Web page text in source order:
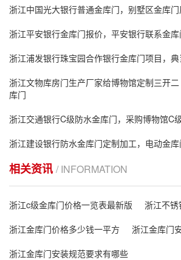
浙江中国光大银行普通金库门，别墅区金库
浙江平安银行金库门报价，平安银行联系金
浙江浦发银行珠宝园合作银行金库门项目，
浙江文物库房门生产厂家给博物馆定制三开
库门
浙江交通银行C级防水金库门，采购博物馆C
浙江建设银行防水金库门定制加工，电动金
相关资讯 / INFORMATION
浙江c级金库门价格一览表最新版
浙江不
浙江金库门价格多少钱一平方
浙江金库门
浙江金库门安装规范要求有哪些